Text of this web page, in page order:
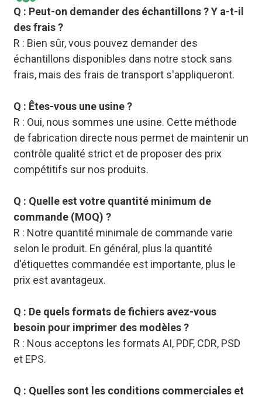
Q : Peut-on demander des échantillons ? Y a-t-il
des frais ?
R : Bien sûr, vous pouvez demander des
échantillons disponibles dans notre stock sans
frais, mais des frais de transport s'appliqueront.
Q : Êtes-vous une usine ?
R : Oui, nous sommes une usine. Cette méthode
de fabrication directe nous permet de maintenir un
contrôle qualité strict et de proposer des prix
compétitifs sur nos produits.
Q : Quelle est votre quantité minimum de
commande (MOQ) ?
R : Notre quantité minimale de commande varie
selon le produit. En général, plus la quantité
d'étiquettes commandée est importante, plus le
prix est avantageux.
Q : De quels formats de fichiers avez-vous
besoin pour imprimer des modèles ?
R : Nous acceptons les formats AI, PDF, CDR, PSD
et EPS.
Q : Quelles sont les conditions commerciales et